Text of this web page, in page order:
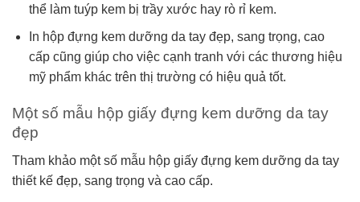
thể làm tuýp kem bị trầy xước hay rò rỉ kem.
In hộp đựng kem dưỡng da tay đẹp, sang trọng, cao
cấp cũng giúp cho việc cạnh tranh với các thương hiệu
mỹ phẩm khác trên thị trường có hiệu quả tốt.
Một số mẫu hộp giấy đựng kem dưỡng da tay
đẹp
Tham khảo một số mẫu hộp giấy đựng kem dưỡng da tay
thiết kế đẹp, sang trọng và cao cấp.